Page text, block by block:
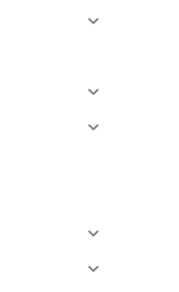
pôjdeš „Afriku“,...